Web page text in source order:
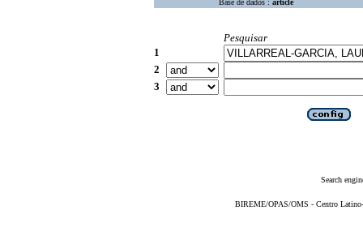
Base de dados : article
Pesquisar
1
2
3
Search
BIREME/OPAS/OMS - Centro Latino-